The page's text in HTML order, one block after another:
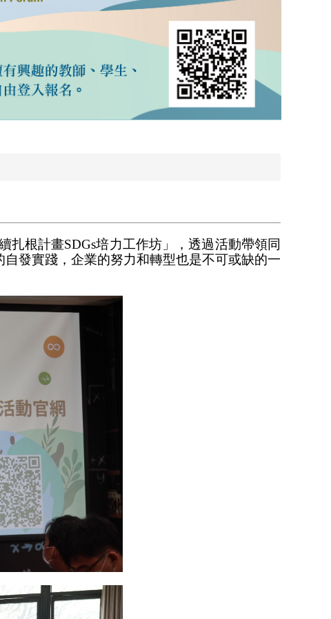
根計畫SDGs培力工作坊」，透過活動帶領同
發實踐，企業的努力和轉型也是不可或缺的一